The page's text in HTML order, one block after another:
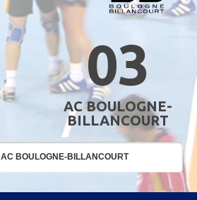
03
AC BOULOGNE-
BILLANCOURT
AC BOULOGNE-BILLANCOURT